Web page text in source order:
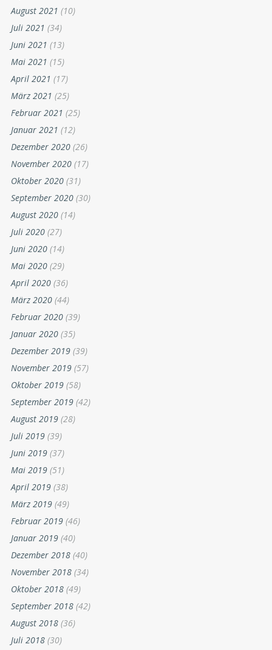
August 2021 (10)
Juli 2021 (34)
Juni 2021 (13)
Mai 2021 (15)
April 2021 (17)
März 2021 (25)
Februar 2021 (25)
Januar 2021 (12)
Dezember 2020 (26)
November 2020 (17)
Oktober 2020 (31)
September 2020 (30)
August 2020 (14)
Juli 2020 (27)
Juni 2020 (14)
Mai 2020 (29)
April 2020 (36)
März 2020 (44)
Februar 2020 (39)
Januar 2020 (35)
Dezember 2019 (39)
November 2019 (57)
Oktober 2019 (58)
September 2019 (42)
August 2019 (28)
Juli 2019 (39)
Juni 2019 (37)
Mai 2019 (51)
April 2019 (38)
März 2019 (49)
Februar 2019 (46)
Januar 2019 (40)
Dezember 2018 (40)
November 2018 (34)
Oktober 2018 (49)
September 2018 (42)
August 2018 (36)
Juli 2018 (30)